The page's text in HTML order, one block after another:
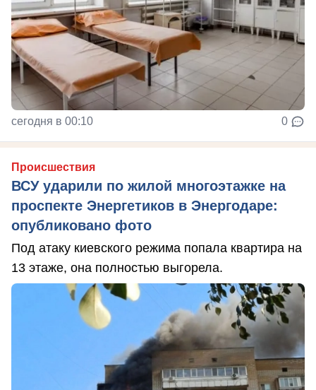
сегодня в 00:10 0
Происшествия
ВСУ ударили по жилой многоэтажке на
проспекте Энергетиков в Энергодаре:
опубликовано фото
Под атаку киевского режима попала квартира на
13 этаже, она полностью выгорела.